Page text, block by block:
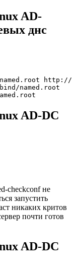
AD-
днс
http://
named.root
AD-DC
checkconf не
запустить
никаких критов
почти готов
AD-DC